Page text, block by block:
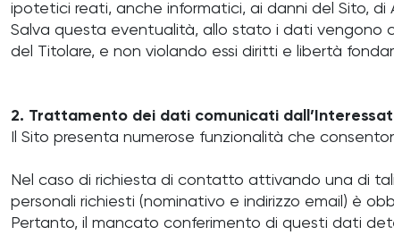
ipotetici reati, anche informatici, ai danni del Sito, di
Salva questa eventualità, allo stato i dati vengono
del Titolare, e non violando essi diritti e libertà
2. Trattamento dei dati comunicati
Il Sito presenta numerose funzionalità che
Nel caso di richiesta di contatto attivando una di
personali richiesti (nominativo e indirizzo email) è
Pertanto, il mancato conferimento di questi dati